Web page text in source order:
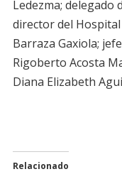
Ledezma; delegado
director del Hospital
Barraza Gaxiola;
Rigoberto Acosta
Diana Elizabeth
Relacionado